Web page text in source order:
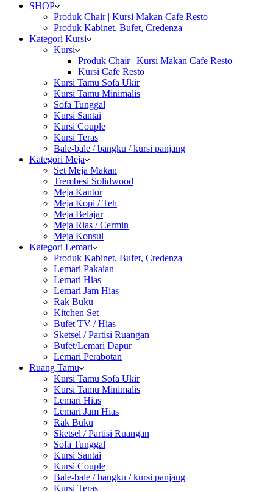
SHOP
Produk Chair | Kursi Makan Cafe Resto
Produk Kabinet, Bufet, Credenza
Kategori Kursi
Kursi
Produk Chair | Kursi Makan Cafe Resto
Kursi Cafe Resto
Kursi Tamu Sofa Ukir
Kursi Tamu Minimalis
Sofa Tunggal
Kursi Santai
Kursi Couple
Kursi Teras
Bale-bale / bangku / kursi panjang
Kategori Meja
Set Meja Makan
Trembesi Solidwood
Meja Kantor
Meja Kopi / Teh
Meja Belajar
Meja Rias / Cermin
Meja Konsul
Kategori Lemari
Produk Kabinet, Bufet, Credenza
Lemari Pakaian
Lemari Hias
Lemari Jam Hias
Rak Buku
Kitchen Set
Bufet TV / Hias
Sketsel / Partisi Ruangan
Bufet/Lemari Dapur
Lemari Perabotan
Ruang Tamu
Kursi Tamu Sofa Ukir
Kursi Tamu Minimalis
Lemari Hias
Lemari Jam Hias
Rak Buku
Sketsel / Partisi Ruangan
Sofa Tunggal
Kursi Santai
Kursi Couple
Bale-bale / bangku / kursi panjang
Kursi Teras